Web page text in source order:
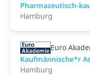
Pharmazeutisch-
Hamburg
Euro
Kaufmännische*r
Hamburg